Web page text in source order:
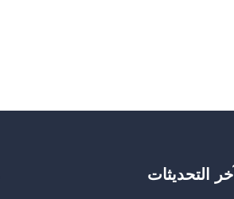
آخر التحديثات